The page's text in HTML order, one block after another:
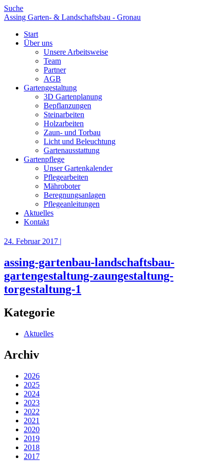
Suche
Assing Garten- & Landschaftsbau - Gronau
Start
Über uns
Unsere Arbeitsweise
Team
Partner
AGB
Gartengestaltung
3D Gartenplanung
Bepflanzungen
Steinarbeiten
Holzarbeiten
Zaun- und Torbau
Licht und Beleuchtung
Gartenausstattung
Gartenpflege
Unser Gartenkalender
Pflegearbeiten
Mähroboter
Beregnungsanlagen
Pflegeanleitungen
Aktuelles
Kontakt
24. Februar 2017 |
assing-gartenbau-landschaftsbau-
gartengestaltung-zaungestaltung-
torgestaltung-1
Kategorie
Aktuelles
Archiv
2026
2025
2024
2023
2022
2021
2020
2019
2018
2017